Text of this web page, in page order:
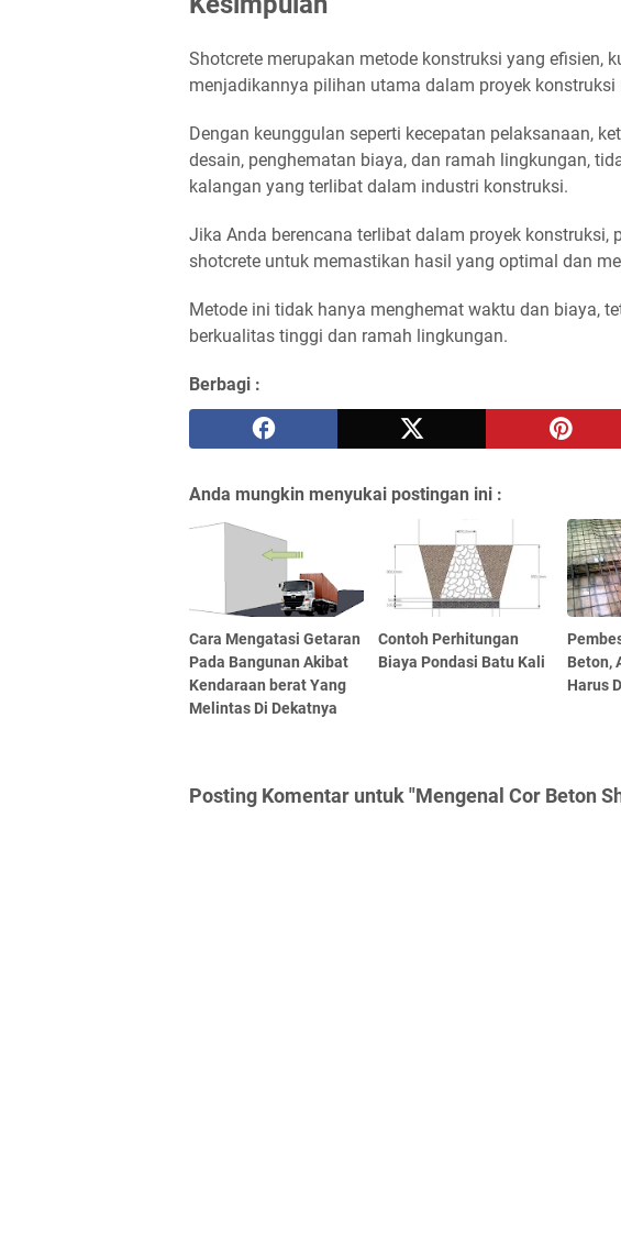
Shotcrete merupakan metode konstruksi yang efisien,
menjadikannya pilihan utama dalam proyek konstruksi
Dengan keunggulan seperti kecepatan pelaksanaan,
desain, penghematan biaya, dan ramah lingkungan,
kalangan yang terlibat dalam industri konstruksi.
Jika Anda berencana terlibat dalam proyek konstruksi,
shotcrete untuk memastikan hasil yang optimal dan
Metode ini tidak hanya menghemat waktu dan biaya,
berkualitas tinggi dan ramah lingkungan.
Berbagi :
Anda mungkin menyukai postingan ini :
Cara Mengatasi Getaran
Pada Bangunan Akibat
Kendaraan berat Yang
Melintas Di Dekatnya
Contoh Perhitungan
Biaya Pondasi Batu Kali
Beton,
Harus
Posting Komentar untuk "Mengenal Cor Beton